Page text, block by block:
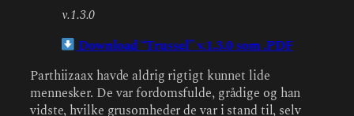
v.1.3.0
Download “Trussel” v.1.3.0 som .PDF
Parthiizaax havde aldrig rigtigt kunnet lide
mennesker. De var fordomsfulde, grådige og han
vidste, hvilke grusomheder de var i stand til, selv